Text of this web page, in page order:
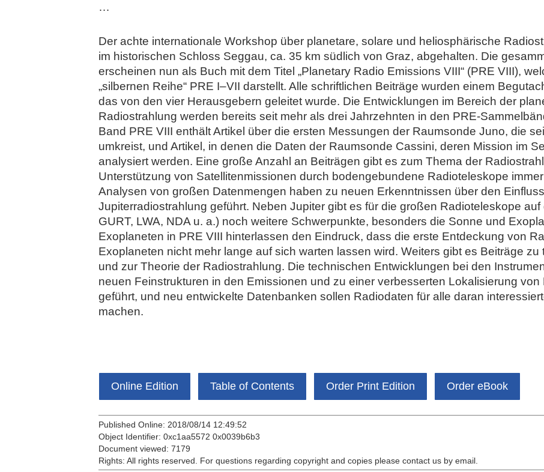
…
Der achte internationale Workshop über planetare, solare und heliosphärische
im historischen Schloss Seggau, ca. 35 km südlich von Graz, abgehalten. Die
erscheinen nun als Buch mit dem Titel „Planetary Radio Emissions VIII“ (PRE VIII),
„silbernen Reihe“ PRE I–VII darstellt. Alle schriftlichen Beiträge wurden einem
das von den vier Herausgebern geleitet wurde. Die Entwicklungen im Bereich der
Radiostrahlung werden bereits seit mehr als drei Jahrzehnten in den PRE-
Band PRE VIII enthält Artikel über die ersten Messungen der Raumsonde Juno, die
umkreist, und Artikel, in denen die Daten der Raumsonde Cassini, deren Mission im
analysiert werden. Eine große Anzahl an Beiträgen gibt es zum Thema der
Unterstützung von Satellitenmissionen durch bodengebundene Radioteleskope
Analysen von großen Datenmengen haben zu neuen Erkenntnissen über den
Jupiterradiostrahlung geführt. Neben Jupiter gibt es für die großen Radioteleskope auf
GURT, LWA, NDA u. a.) noch weitere Schwerpunkte, besonders die Sonne und
Exoplaneten in PRE VIII hinterlassen den Eindruck, dass die erste Entdeckung von
Exoplaneten nicht mehr lange auf sich warten lassen wird. Weiters gibt es Beiträge
und zur Theorie der Radiostrahlung. Die technischen Entwicklungen bei den
neuen Feinstrukturen in den Emissionen und zu einer verbesserten Lokalisierung
geführt, und neu entwickelte Datenbanken sollen Radiodaten für alle daran
machen.
Online Edition Table of Contents Order Print Edition Order eBook
Published Online: 2018/08/14 12:49:52
Object Identifier: 0xc1aa5572 0x0039b6b3
Document viewed: 7179
Rights: All rights reserved. For questions regarding copyright and copies please contact us by email